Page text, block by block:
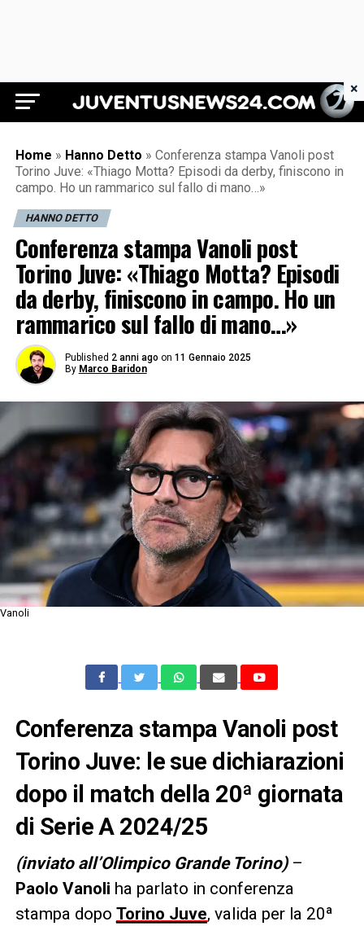
Juventus News 24
Home » Hanno Detto » Conferenza stampa Vanoli post
Torino Juve: «Thiago Motta? Episodi da derby, finiscono in
campo. Ho un rammarico sul fallo di mano…»
HANNO DETTO
Conferenza stampa Vanoli post
Torino Juve: «Thiago Motta? Episodi
da derby, finiscono in campo. Ho un
rammarico sul fallo di mano…»
Published 2 anni ago on 11 Gennaio 2025
By Marco Baridon
Vanoli
Conferenza stampa Vanoli post
Torino Juve: le sue dichiarazioni
dopo il match della 20ª giornata
di Serie A 2024/25
(inviato all’Olimpico Grande Torino) –
Paolo Vanoli ha parlato in conferenza
stampa dopo Torino Juve, valida per la 20ª
×